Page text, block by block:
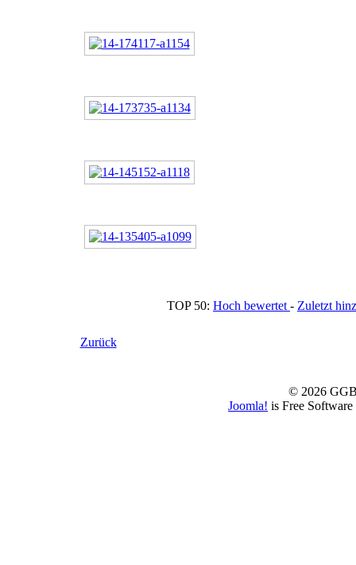
TOP 50: Hoch bewertet - Zuletzt
Zurück
© 2026
Joomla! is Free